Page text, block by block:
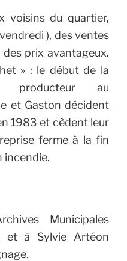
voisins du quartier,
), des ventes
prix avantageux.
» : le début de la
au
et Gaston décident
1983 et cèdent leur
ferme à la fin
incendie.
Municipales
et à Sylvie Artéon